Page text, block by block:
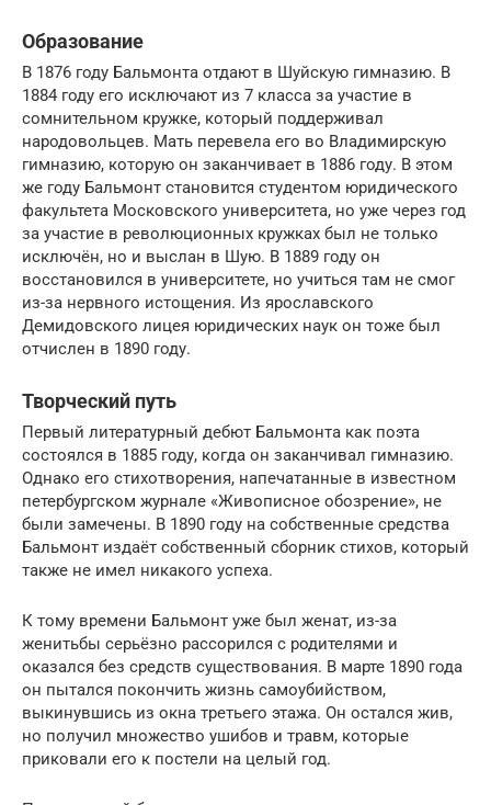
Образование
В 1876 году Бальмонта отдают в Шуйскую гимназию. В
1884 году его исключают из 7 класса за участие в
сомнительном кружке, который поддерживал
народовольцев. Мать перевела его во Владимирскую
гимназию, которую он заканчивает в 1886 году. В этом
же году Бальмонт становится студентом юридического
факультета Московского университета, но уже через год
за участие в революционных кружках был не только
исключён, но и выслан в Шую. В 1889 году он
восстановился в университете, но учиться там не смог
из-за нервного истощения. Из ярославского
Демидовского лицея юридических наук он тоже был
отчислен в 1890 году.
Творческий путь
Первый литературный дебют Бальмонта как поэта
состоялся в 1885 году, когда он заканчивал гимназию.
Однако его стихотворения, напечатанные в известном
петербургском журнале «Живописное обозрение», не
были замечены. В 1890 году на собственные средства
Бальмонт издаёт собственный сборник стихов, который
также не имел никакого успеха.
К тому времени Бальмонт уже был женат, из-за
женитьбы серьёзно рассорился с родителями и
оказался без средств существования. В марте 1890 года
он пытался покончить жизнь самоубийством,
выкинувшись из окна третьего этажа. Он остался жив,
но получил множество ушибов и травм, которые
приковали его к постели на целый год.